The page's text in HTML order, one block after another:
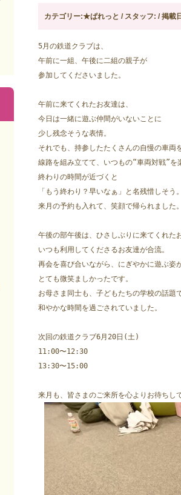
カテゴリー:★ぱれっと / スタッフ: / 掲載
5月の鉄道クラブは、
午前に一組、午後に二組の親子が
参加してくださいました。
午前に来てくれたお友達は、
今日は一緒に遊ぶ仲間がいないことに
少し残念そうな表情。
それでも、持参したたくさんの自慢の車両
線路を組み立てて、いつもの“車両対戦”を
終わりの時間が近づくと
「もう終わり？早いなぁ」と名残惜しそう。
来月の予約も入れて、笑顔で帰られました。
午後の部午後は、ひさしぶりに来てくれた
いつも利用してくださるお友達が合流。
再会を喜び合いながら、にぎやかに遊ぶ姿
とても微笑ましかったです。
お母さま同士も、子どもたちの学校の話題
和やかな時間を過ごされていました。
次回の鉄道クラブ6月20日(土)
11:00〜12:30
13:30〜15:00
来月も、皆さまのご来所を心よりお待ちし